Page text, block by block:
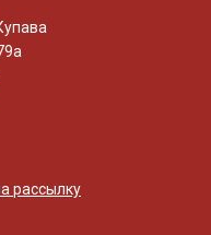
рассылку